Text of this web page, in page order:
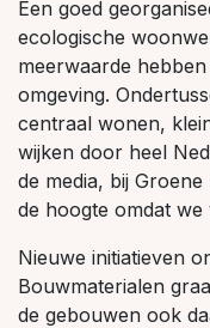
Een goed
ecologische
meerwaarde
omgeving.
centraal wonen,
wijken door heel
de media, bij
de hoogte omdat
Nieuwe initiatieven
Bouwmaterialen
de gebouwen ook